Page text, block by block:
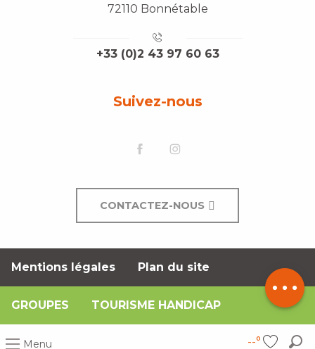
Menu --°
par email
72110 Bonnétable
+33 (0)2 43 97 60 63
Suivez-nous
CONTACTEZ-NOUS
Mentions légales Plan du site
GROUPES TOURISME HANDICAP